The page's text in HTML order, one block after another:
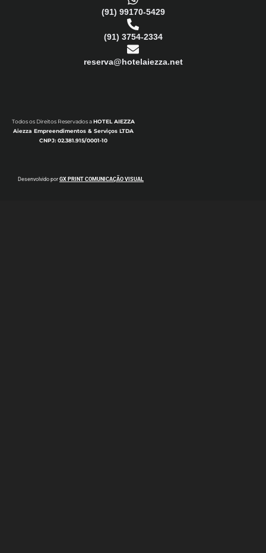
(91) 99170-5429
(91) 3754-2334
reserva@hotelaiezza.net
Desenvolvido por GX PRINT COMUNICAÇÃO VISUAL
Todos os Direitos Reservados aHOTEL AIEZZA
Aiezza Empreendimentos & Serviços LTDA
CNPJ: 02.381.915/0001-10